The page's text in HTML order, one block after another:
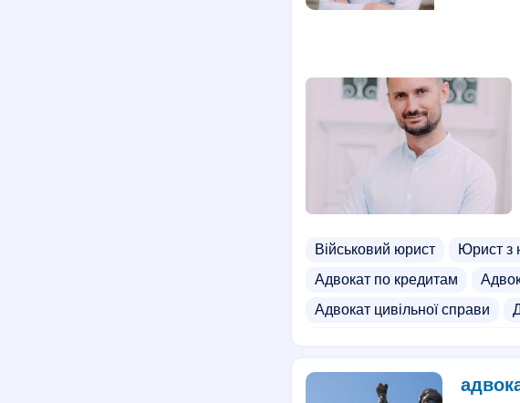
Військовий юрист Юрист з
Адвокат по кредитам
Адвокат цивільної справи